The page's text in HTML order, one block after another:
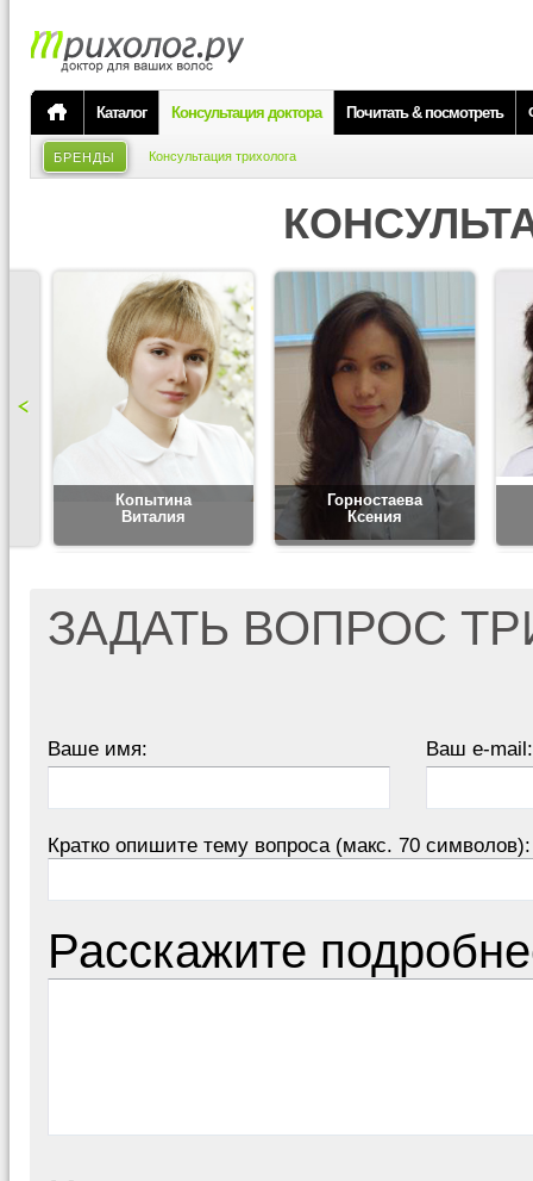
Каталог Консультация доктора Почитать & посмотреть
БРЕНДЫ Консультация трихолога
Копытина
Виталия
Горностаева
Ксения
ЗАДАТЬ ВОПРОС
Ваше имя: Ваш e-mail:
Кратко опишите тему вопроса (макс. 70 символов):
Расскажите